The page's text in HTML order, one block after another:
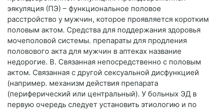
эякуляция (ПЭ) – функциональное половое
расстройство у мужчин, которое проявляется коротким
половым актом. Средства для поддержания здоровья
мочеполовой системы. препараты для продления
половового акта для мужчин в аптеках название
недорогие. B. Связанная непосредственно с половым
актом. Связанная с другой сексуальной дисфункцией
(например. механизм действия препарата
(периферический или центральный). У больных ЭД в
первую очередь следует установить этиологию и по